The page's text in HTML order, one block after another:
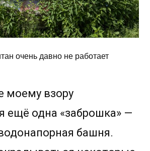
очень давно не работает
моему взору
ещё одна «заброшка» —
башня.